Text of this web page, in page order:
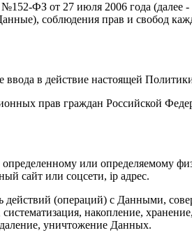
ФЗ от 27 июля 2006 года (далее
соблюдения прав и свобод
ввода в действие настоящей
прав граждан Российской
или определяемому
сайт или соцсети, ip адрес.
(операций) с Данными,
накопление,
уничтожение Данных.